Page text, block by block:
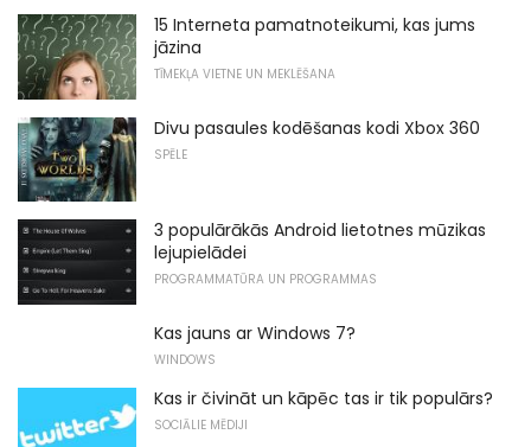
15 Interneta pamatnoteikumi, kas jums
jāzina
TĪMEKĻA VIETNE UN MEKLĒŠANA
Divu pasaules kodēšanas kodi Xbox 360
SPĒLE
3 populārākās Android lietotnes mūzikas
lejupielādei
PROGRAMMATŪRA UN PROGRAMMAS
Kas jauns ar Windows 7?
WINDOWS
Kas ir čivināt un kāpēc tas ir tik populārs?
SOCIĀLIE MĒDIJI